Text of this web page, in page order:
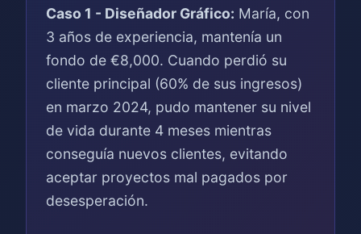
Caso 1 - Diseñador Gráfico: María, con
3 años de experiencia, mantenía un
fondo de €8,000. Cuando perdió su
cliente principal (60% de sus ingresos)
en marzo 2024, pudo mantener su nivel
de vida durante 4 meses mientras
conseguía nuevos clientes, evitando
aceptar proyectos mal pagados por
desesperación.